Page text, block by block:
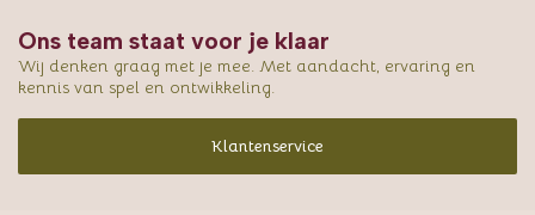
Ons team staat voor je klaar
Wij denken graag met je mee. Met aandacht, ervaring en
kennis van spel en ontwikkeling.
Klantenservice